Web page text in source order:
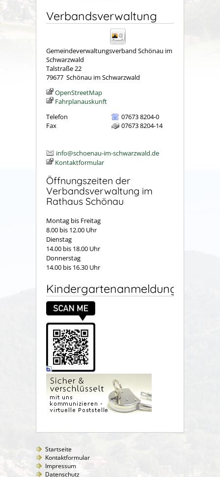
Verbandsverwaltung
Gemeindeverwaltungsverband Schönau im
Schwarzwald
Talstraße 22
79677 Schönau im Schwarzwald
OpenStreetMap
Fahrplanauskunft
Telefon
07673 8204-0
Fax
07673 8204-14
info@schoenau-im-schwarzwald.de
Kontaktformular
Öffnungszeiten der
Verbandsverwaltung im
Rathaus Schönau
Montag bis Freitag
8.00 bis 12.00 Uhr
Dienstag
14.00 bis 18.00 Uhr
Donnerstag
14.00 bis 16.30 Uhr
Kindergartenanmeldung
Startseite
Kontaktformular
Impressum
Datenschutz